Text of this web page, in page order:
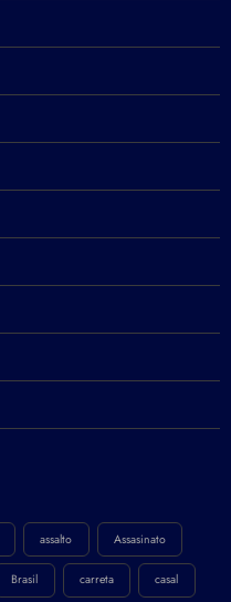
assalto Assasinato
Brasil carreta casal